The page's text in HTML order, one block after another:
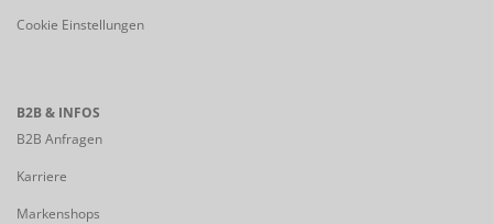
Cookie Einstellungen
B2B & INFOS
B2B Anfragen
Karriere
Markenshops